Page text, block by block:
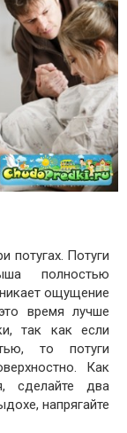
потугах. Потуги
полностью
ощущение
время лучше
так как если
то потуги
Как
сделайте два
напрягайте